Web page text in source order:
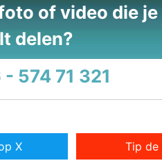
of video die je
delen?
574 71 321
X Tip de